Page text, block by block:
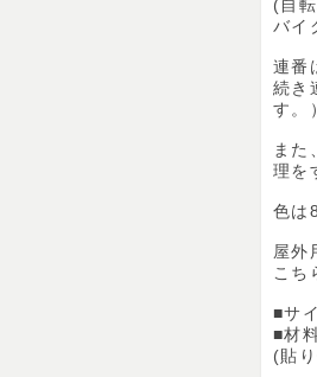
(自
バイ
連番
続き
す。
また
理を
色は
屋外
こち
■サ
■材
(貼